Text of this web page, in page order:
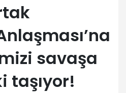
savaşa
taşıyor!